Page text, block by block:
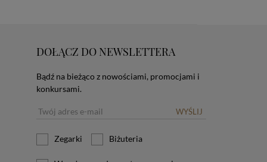
DOŁĄCZ DO NEWSLETTERA
Bądź na bieżąco z nowościami, promocjami i
konkursami.
WYŚLIJ
Zegarki Biżuteria